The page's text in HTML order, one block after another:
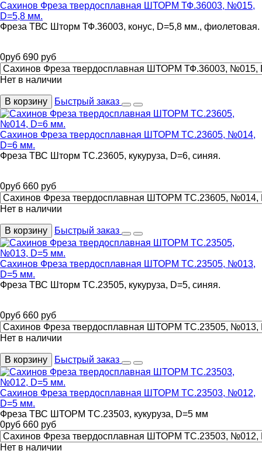
Сахинов Фреза твердосплавная ШТОРМ ТФ.36003, №015,
D=5,8 мм.
Фреза ТВС Шторм ТФ.36003, конус, D=5,8 мм., фиолетовая.
0руб 690 руб
Нет в наличии
В корзину Быстрый заказ
Сахинов Фреза твердосплавная ШТОРМ ТС.23605, №014,
D=6 мм.
Фреза ТВС Шторм ТС.23605, кукуруза, D=6, синяя.
0руб 660 руб
Нет в наличии
В корзину Быстрый заказ
Сахинов Фреза твердосплавная ШТОРМ ТС.23505, №013,
D=5 мм.
Фреза ТВС Шторм ТС.23505, кукуруза, D=5, синяя.
0руб 660 руб
Нет в наличии
В корзину Быстрый заказ
Сахинов Фреза твердосплавная ШТОРМ ТС.23503, №012,
D=5 мм.
Фреза ТВС ШТОРМ ТС.23503, кукуруза, D=5 мм
0руб 660 руб
Нет в наличии